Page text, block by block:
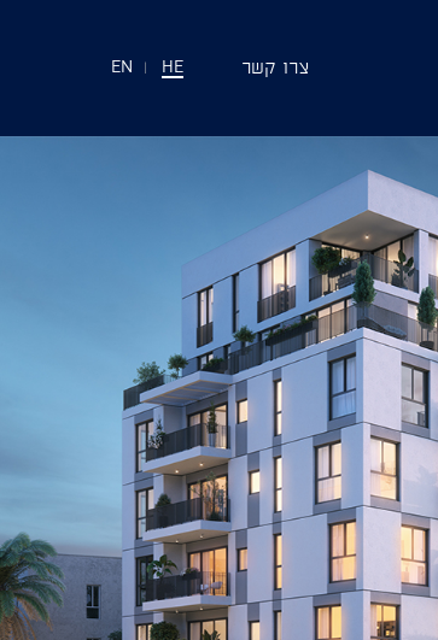
צרו קשר EN | HE